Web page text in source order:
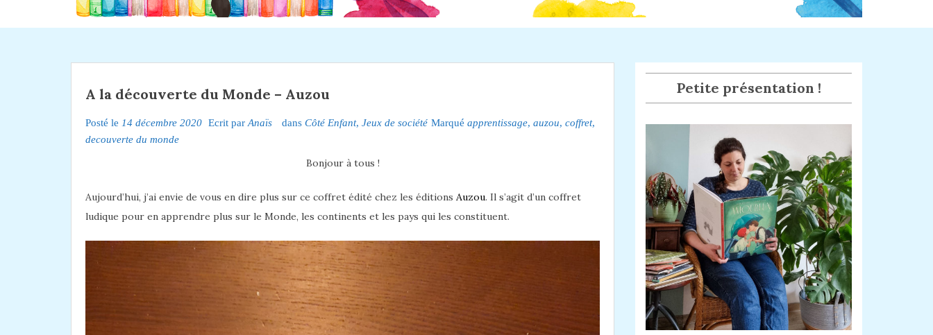
A la découverte du Monde – Auzou
Posté le 14 décembre 2020 Ecrit par Anaïs dans Côté Enfant, Jeux de société Marqué apprentissage, auzou, coffret,
decouverte du monde
Bonjour à tous !
Aujourd’hui, j’ai envie de vous en dire plus sur ce coffret édité chez les éditions Auzou. Il s’agit d’un coffret
ludique pour en apprendre plus sur le Monde, les continents et les pays qui les constituent.
Petite présentation !